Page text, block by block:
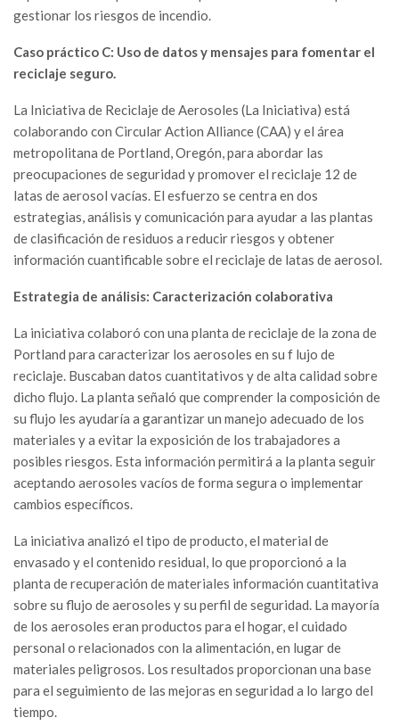
gestionar los riesgos de incendio.
Caso práctico C: Uso de datos y mensajes para fomentar el
reciclaje seguro.
La Iniciativa de Reciclaje de Aerosoles (La Iniciativa) está
colaborando con Circular Action Alliance (CAA) y el área
metropolitana de Portland, Oregón, para abordar las
preocupaciones de seguridad y promover el reciclaje 12 de
latas de aerosol vacías. El esfuerzo se centra en dos
estrategias, análisis y comunicación para ayudar a las plantas
de clasificación de residuos a reducir riesgos y obtener
información cuantificable sobre el reciclaje de latas de aerosol.
Estrategia de análisis: Caracterización colaborativa
La iniciativa colaboró con una planta de reciclaje de la zona de
Portland para caracterizar los aerosoles en su f lujo de
reciclaje. Buscaban datos cuantitativos y de alta calidad sobre
dicho flujo. La planta señaló que comprender la composición de
su flujo les ayudaría a garantizar un manejo adecuado de los
materiales y a evitar la exposición de los trabajadores a
posibles riesgos. Esta información permitirá a la planta seguir
aceptando aerosoles vacíos de forma segura o implementar
cambios específicos.
La iniciativa analizó el tipo de producto, el material de
envasado y el contenido residual, lo que proporcionó a la
planta de recuperación de materiales información cuantitativa
sobre su flujo de aerosoles y su perfil de seguridad. La mayoría
de los aerosoles eran productos para el hogar, el cuidado
personal o relacionados con la alimentación, en lugar de
materiales peligrosos. Los resultados proporcionan una base
para el seguimiento de las mejoras en seguridad a lo largo del
tiempo.